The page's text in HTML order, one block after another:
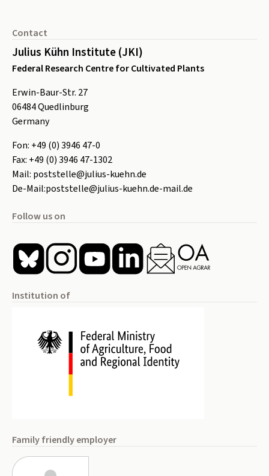
Contact
Julius Kühn Institute (JKI)
Federal Research Centre for Cultivated Plants
Erwin-Baur-Str. 27
06484Quedlinburg
Germany
Fon: +49 (0) 3946 47-0
Fax: +49 (0) 3946 47-1302
Mail: poststelle@julius-kuehn.de
De-Mail:poststelle@julius-kuehn.de-mail.de
Follow us on
Institution of
Family friendly employer